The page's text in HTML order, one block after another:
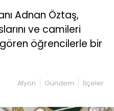
Adnan Öztaş,
ve camileri
öğrencilerle bir
Afyon Gündem İlçeler